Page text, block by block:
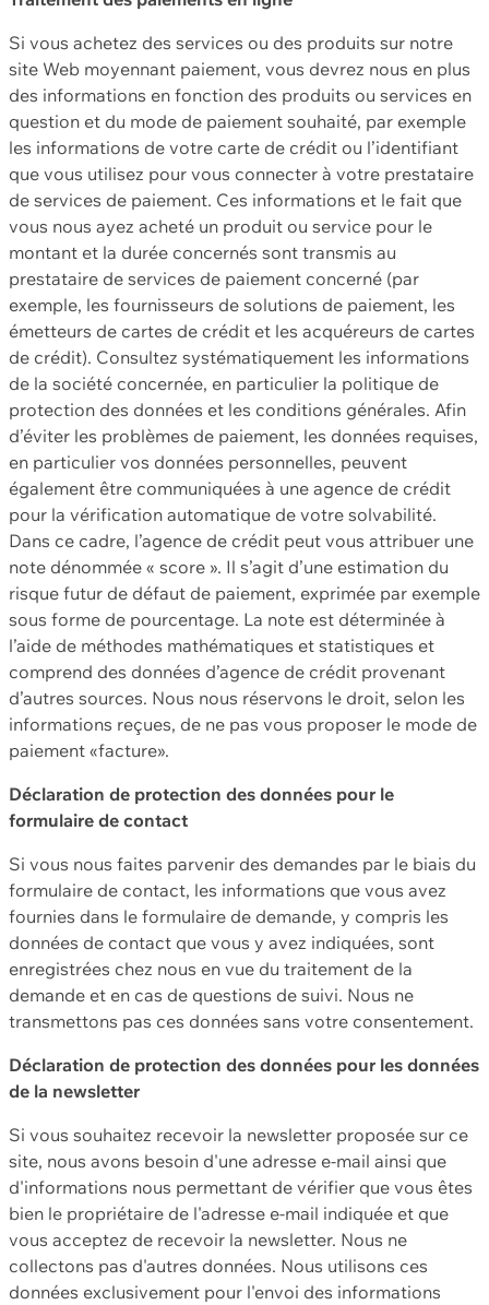
Si vous achetez des services ou des produits sur notre
site Web moyennant paiement, vous devrez nous en plus
des informations en fonction des produits ou services en
question et du mode de paiement souhaité, par exemple
les informations de votre carte de crédit ou l’identifiant
que vous utilisez pour vous connecter à votre prestataire
de services de paiement. Ces informations et le fait que
vous nous ayez acheté un produit ou service pour le
montant et la durée concernés sont transmis au
prestataire de services de paiement concerné (par
exemple, les fournisseurs de solutions de paiement, les
émetteurs de cartes de crédit et les acquéreurs de cartes
de crédit). Consultez systématiquement les informations
de la société concernée, en particulier la politique de
protection des données et les conditions générales. Afin
d’éviter les problèmes de paiement, les données requises,
en particulier vos données personnelles, peuvent
également être communiquées à une agence de crédit
pour la vérification automatique de votre solvabilité.
Dans ce cadre, l’agence de crédit peut vous attribuer une
note dénommée « score ». Il s’agit d’une estimation du
risque futur de défaut de paiement, exprimée par exemple
sous forme de pourcentage. La note est déterminée à
l’aide de méthodes mathématiques et statistiques et
comprend des données d’agence de crédit provenant
d’autres sources. Nous nous réservons le droit, selon les
informations reçues, de ne pas vous proposer le mode de
paiement «facture».
Déclaration de protection des données pour le
formulaire de contact
Si vous nous faites parvenir des demandes par le biais du
formulaire de contact, les informations que vous avez
fournies dans le formulaire de demande, y compris les
données de contact que vous y avez indiquées, sont
enregistrées chez nous en vue du traitement de la
demande et en cas de questions de suivi. Nous ne
transmettons pas ces données sans votre consentement.
Déclaration de protection des données pour les données
de la newsletter
Si vous souhaitez recevoir la newsletter proposée sur ce
site, nous avons besoin d'une adresse e-mail ainsi que
d'informations nous permettant de vérifier que vous êtes
bien le propriétaire de l'adresse e-mail indiquée et que
vous acceptez de recevoir la newsletter. Nous ne
collectons pas d'autres données. Nous utilisons ces
données exclusivement pour l'envoi des informations